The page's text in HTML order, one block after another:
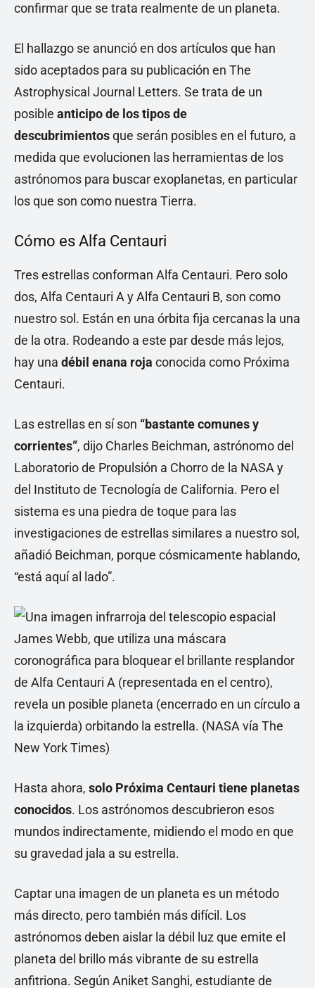
confirmar que se trata realmente de un planeta.
El hallazgo se anunció en dos artículos que han
sido aceptados para su publicación en The
Astrophysical Journal Letters. Se trata de un
posible anticipo de los tipos de
descubrimientosque serán posibles en el futuro, a
medida que evolucionen las herramientas de los
astrónomos para buscar exoplanetas, en particular
los que son como nuestra Tierra.
Cómo es Alfa Centauri
Tres estrellas conforman Alfa Centauri. Pero solo
dos, Alfa Centauri A y Alfa Centauri B, son como
nuestro sol. Están en una órbita fija cercanas la una
de la otra. Rodeando a este par desde más lejos,
hay una débil enana roja conocida como Próxima
Centauri.
Las estrellas en sí son “bastante comunes y
corrientes”, dijo Charles Beichman, astrónomo del
Laboratorio de Propulsión a Chorro de la NASA y
del Instituto de Tecnología de California. Pero el
sistema es una piedra de toque para las
investigaciones de estrellas similares a nuestro sol,
añadió Beichman, porque cósmicamente hablando,
“está aquí al lado”.
Hasta ahora, solo Próxima Centauri tiene planetas
conocidos. Los astrónomos descubrieron esos
mundos indirectamente, midiendo el modo en que
su gravedad jala a su estrella.
Captar una imagen de un planeta es un método
más directo, pero también más difícil. Los
astrónomos deben aislar la débil luz que emite el
planeta del brillo más vibrante de su estrella
anfitriona. Según Aniket Sanghi, estudiante de